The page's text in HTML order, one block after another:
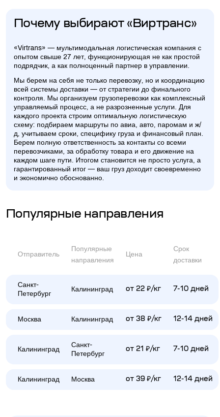
Почему выбирают «Виртранс»
«Virtrans» — мультимодальная логистическая компания с
опытом свыше 27 лет, функционирующая не как простой
подрядчик, а как полноценный партнер в управлении.
Мы берем на себя не только перевозку, но и координацию
всей системы доставки — от стратегии до финального
контроля. Мы организуем грузоперевозки как комплексный
управляемый процесс, а не разрозненные услуги. Для
каждого проекта строим оптимальную логистическую
схему: подбираем маршруты по авиа, авто, паромам и ж/
д, учитываем сроки, специфику груза и финансовый план.
Берем полную ответственность за контакты со всеми
перевозчиками, за обработку товара и его движение на
каждом шаге пути. Итогом становится не просто услуга, а
гарантированный итог — ваш груз доходит своевременно
и экономично обоснованно.
Популярные направления
Отправитель
Популярные
направления
Цена
Срок
доставки
Санкт-
Петербург
Калининград от 22 ₽/кг 7-10 дней
Москва Калининград от 38 ₽/кг 12-14 дней
Калининград
Санкт-
Петербург
от 21 ₽/кг 7-10 дней
Калининград Москва от 39 ₽/кг 12-14 дней